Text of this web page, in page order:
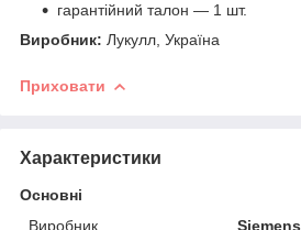
гарантійний талон — 1 шт.
Виробник: Лукулл, Україна
Приховати
Характеристики
Основні
Виробник
Siemens